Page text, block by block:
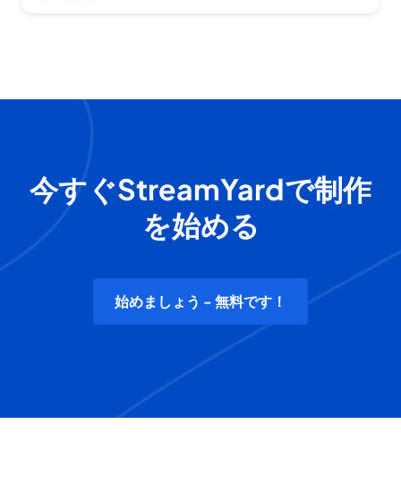
今すぐStreamYardで制作
を始める
始めましょう - 無料です！